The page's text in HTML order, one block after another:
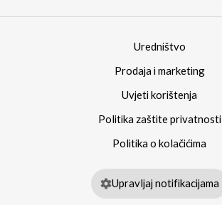
Uredništvo
Prodaja i marketing
Uvjeti korištenja
Politika zaštite privatnosti
Politika o kolačićima
Upravljaj notifikacijama